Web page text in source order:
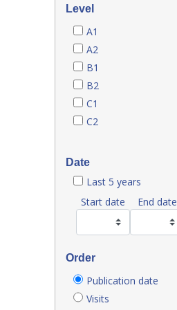
Level
A1
A2
B1
B2
C1
C2
Date
Last 5 years
Start date
End date
Order
Publication date
Visits